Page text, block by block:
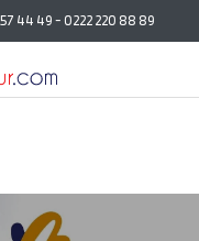
değişen
hizmet vermeye,
ediyor.
44 49 - 0222 220 88 89